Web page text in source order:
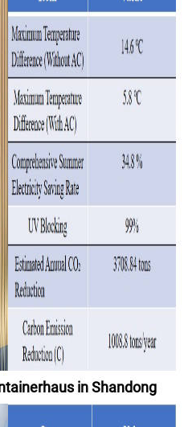
in Shandong